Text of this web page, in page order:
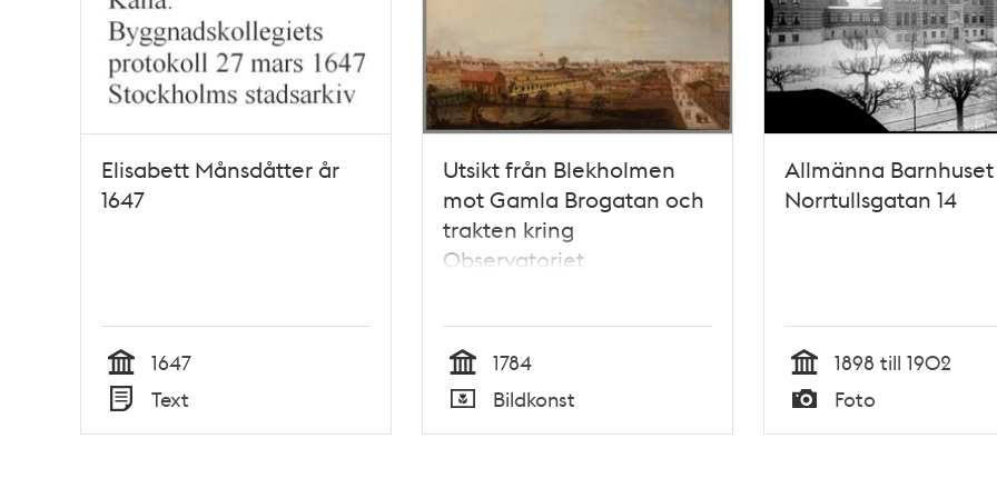
Elisabett Månsdåtter år
1647
Tid
1647
Typ
Text
Utsikt från Blekholmen
mot Gamla Brogatan och
trakten kring
Observatoriet
Tid
1784
Typ
Bildkonst
Allmänna
Norrtullsgatan 14
Tid
1898 till 1902
Typ
Foto